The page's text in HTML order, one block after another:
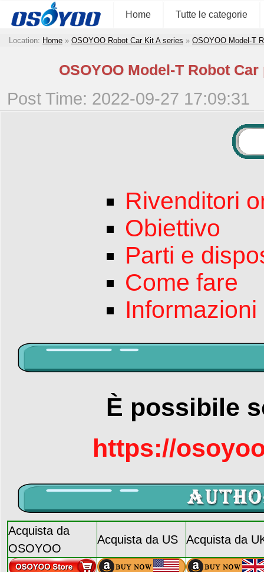
Home Tutte le categorie
Location: Home » OSOYOO Robot Car Kit A series » OSOYOO Model-T
OSOYOO Model-T Robot
Post Time: 2022-09-27 17:09:31
Rivenditori
Obiettivo
Parti e
Come fare
Informazioni
È possibile
https://
Acquista da
OSOYOO
Acquista da US Acquista da